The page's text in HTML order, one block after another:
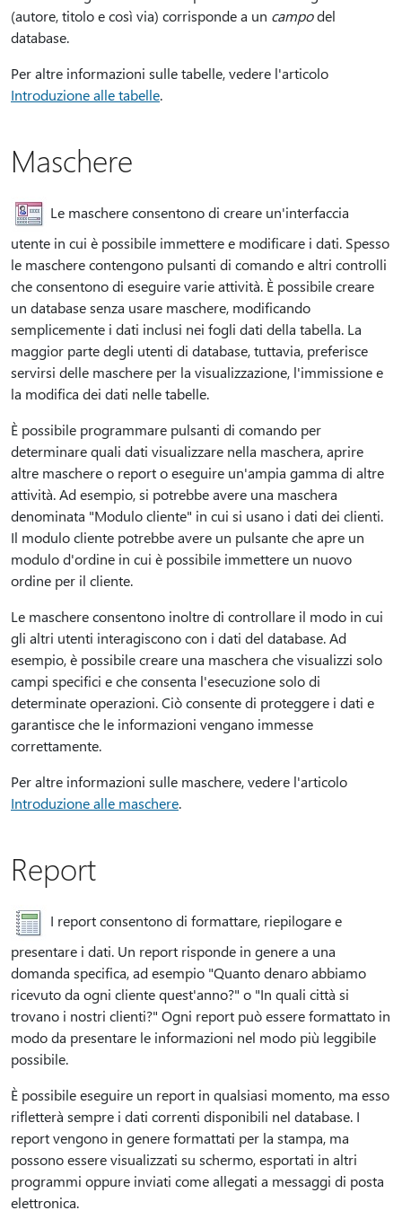
(autore, titolo e così via) corrisponde a un campodel
database.
Per altre informazioni sulle tabelle, vedere l'articolo
Introduzione alle tabelle.
Maschere
Le maschere consentono di creare un'interfaccia
utente in cui è possibile immettere e modificare i dati. Spesso
le maschere contengono pulsanti di comando e altri controlli
che consentono di eseguire varie attività. È possibile creare
un database senza usare maschere, modificando
semplicemente i dati inclusi nei fogli dati della tabella. La
maggior parte degli utenti di database, tuttavia, preferisce
servirsi delle maschere per la visualizzazione, l'immissione e
la modifica dei dati nelle tabelle.
È possibile programmare pulsanti di comando per
determinare quali dati visualizzare nella maschera, aprire
altre maschere o report o eseguire un'ampia gamma di altre
attività. Ad esempio, si potrebbe avere una maschera
denominata "Modulo cliente" in cui si usano i dati dei clienti.
Il modulo cliente potrebbe avere un pulsante che apre un
modulo d'ordine in cui è possibile immettere un nuovo
ordine per il cliente.
Le maschere consentono inoltre di controllare il modo in cui
gli altri utenti interagiscono con i dati del database. Ad
esempio, è possibile creare una maschera che visualizzi solo
campi specifici e che consenta l'esecuzione solo di
determinate operazioni. Ciò consente di proteggere i dati e
garantisce che le informazioni vengano immesse
correttamente.
Per altre informazioni sulle maschere, vedere l'articolo
Introduzione alle maschere.
Report
I report consentono di formattare, riepilogare e
presentare i dati. Un report risponde in genere a una
domanda specifica, ad esempio "Quanto denaro abbiamo
ricevuto da ogni cliente quest'anno?" o "In quali città si
trovano i nostri clienti?" Ogni report può essere formattato in
modo da presentare le informazioni nel modo più leggibile
possibile.
È possibile eseguire un report in qualsiasi momento, ma esso
rifletterà sempre i dati correnti disponibili nel database. I
report vengono in genere formattati per la stampa, ma
possono essere visualizzati su schermo, esportati in altri
programmi oppure inviati come allegati a messaggi di posta
elettronica.